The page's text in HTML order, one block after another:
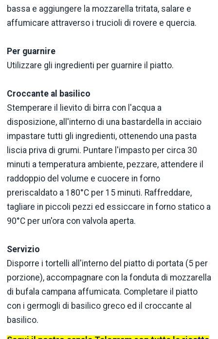
bassa e aggiungere la mozzarella tritata, salare e
affumicare attraverso i trucioli di rovere e quercia.
Per guarnire
Utilizzare gli ingredienti per guarnire il piatto.
Croccante al basilico
Stemperare il lievito di birra con l'acqua a
disposizione, all'interno di una bastardella in acciaio
impastare tutti gli ingredienti, ottenendo una pasta
liscia priva di grumi. Puntare l'impasto per circa 30
minuti a temperatura ambiente, pezzare, attendere il
raddoppio del volume e cuocere in forno
preriscaldato a 180°C per 15 minuti. Raffreddare,
tagliare in piccoli pezzi ed essiccare in forno statico a
90°C per un'ora con valvola aperta.
Servizio
Disporre i tortelli all'interno del piatto di portata (5 per
porzione), accompagnare con la fonduta di mozzarella
di bufala campana affumicata. Completare il piatto
con i germogli di basilico greco ed il croccante al
basilico.